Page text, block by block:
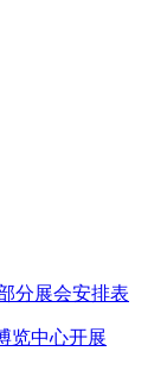
分展会安排表
览中心开展